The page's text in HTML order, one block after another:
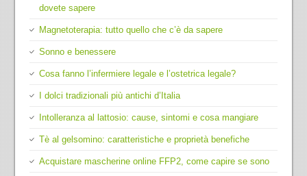
dovete sapere
Magnetoterapia: tutto quello che c’è da sapere
Sonno e benessere
Cosa fanno l’infermiere legale e l’ostetrica legale?
I dolci tradizionali più antichi d’Italia
Intolleranza al lattosio: cause, sintomi e cosa mangiare
Tè al gelsomino: caratteristiche e proprietà benefiche
Acquistare mascherine online FFP2, come capire se sono